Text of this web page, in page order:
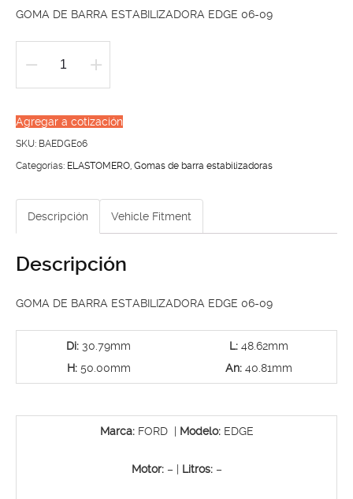
GOMA DE BARRA ESTABILIZADORA EDGE 06-09
GOMA
BARRA
ESTABILIZADORA
EDGE
Agregar a cotización
SKU: BAEDGE06
Categorías: ELASTOMERO, Gomas de barra estabilizadoras
Descripción Vehicle Fitment
Descripción
GOMA DE BARRA ESTABILIZADORA EDGE 06-09
Di: 30.79mm
H:50.00mm
L:48.62mm
An:40.81mm
Marca:FORD | Modelo: EDGE
Motor:– | Litros:–